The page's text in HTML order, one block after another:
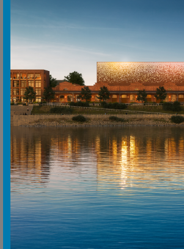
und regionaler Küche bis hin zu
und Weinbars – viele davon mit
Rhein oder in der gemütlichen
Genießen Sie kulinarische
Eine Übersicht über Restaurants,
mehr finden Sie ebenfalls auf der
Monheim entdecken
FAQ
Finden an diesem Ort
Veranstaltungen statt?